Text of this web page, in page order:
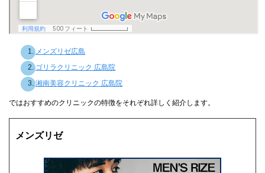
メンズリゼ広島
ゴリラクリニック 広島院
湘南美容クリニック 広島院
ではおすすめのクリニックの特徴をそれぞれ詳しく紹介します。
メンズリゼ